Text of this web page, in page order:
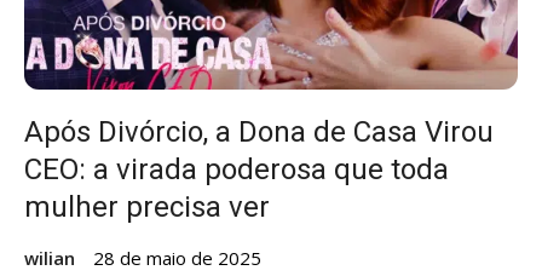
Após Divórcio, a Dona de Casa Virou
CEO: a virada poderosa que toda
mulher precisa ver
wilian 28 de maio de 2025